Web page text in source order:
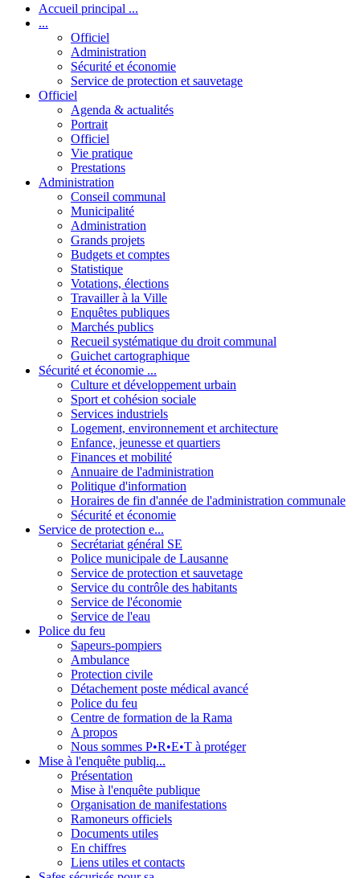
Accueil principal ...
...
Officiel
Administration
Sécurité et économie
Service de protection et sauvetage
Officiel
Agenda & actualités
Portrait
Officiel
Vie pratique
Prestations
Administration
Conseil communal
Municipalité
Administration
Grands projets
Budgets et comptes
Statistique
Votations, élections
Travailler à la Ville
Enquêtes publiques
Marchés publics
Recueil systématique du droit communal
Guichet cartographique
Sécurité et économie ...
Culture et développement urbain
Sport et cohésion sociale
Services industriels
Logement, environnement et architecture
Enfance, jeunesse et quartiers
Finances et mobilité
Annuaire de l'administration
Politique d'information
Horaires de fin d'année de l'administration communale
Sécurité et économie
Service de protection e...
Secrétariat général SE
Police municipale de Lausanne
Service de protection et sauvetage
Service du contrôle des habitants
Service de l'économie
Service de l'eau
Police du feu
Sapeurs-pompiers
Ambulance
Protection civile
Détachement poste médical avancé
Police du feu
Centre de formation de la Rama
A propos
Nous sommes P•R•E•T à protéger
Mise à l'enquête publiq...
Présentation
Mise à l'enquête publique
Organisation de manifestations
Ramoneurs officiels
Documents utiles
En chiffres
Liens utiles et contacts